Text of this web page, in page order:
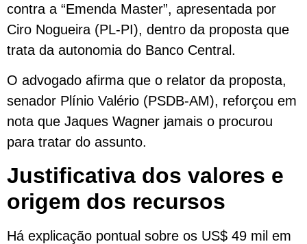
contra a “Emenda Master”, apresentada por
Ciro Nogueira (PL-PI), dentro da proposta que
trata da autonomia do Banco Central.
O advogado afirma que o relator da proposta,
senador Plínio Valério (PSDB-AM), reforçou em
nota que Jaques Wagner jamais o procurou
para tratar do assunto.
Justificativa dos valores e
origem dos recursos
Há explicação pontual sobre os US$ 49 mil em